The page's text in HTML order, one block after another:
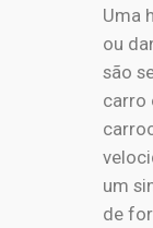
Uma
ou
são
carro
um
de